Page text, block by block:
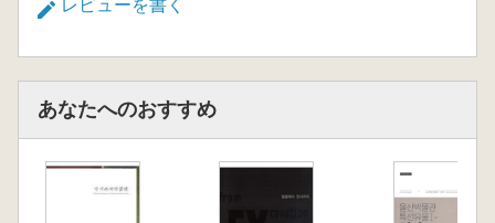
レビューを書く
あなたへのおすすめ